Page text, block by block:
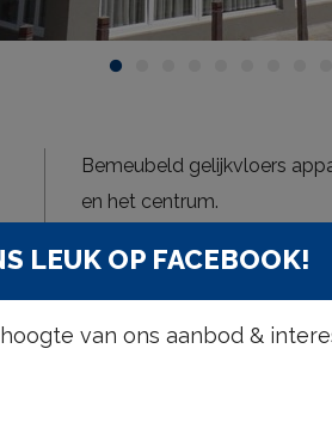
Bemeubeld gelijkvloers
en het centrum.
Inkomhal, woonkamer met
LEUK OP FACEBOOK!
van ons aanbod &